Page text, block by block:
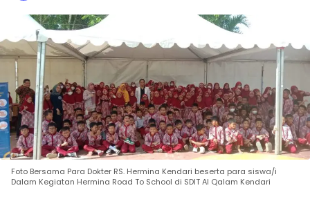
Foto Bersama Para Dokter RS. Hermina Kendari beserta para siswa/i
Dalam Kegiatan Hermina Road To School di SDIT Al Qalam Kendari